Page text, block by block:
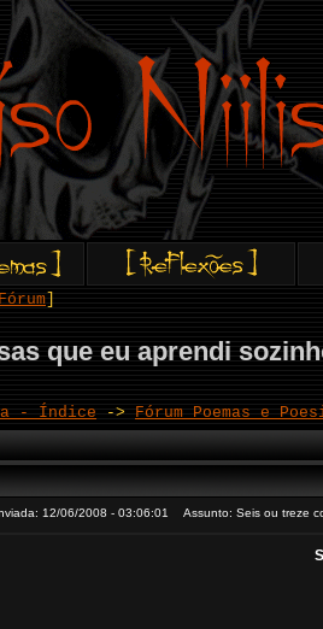
Fórum
que eu aprendi
- Índice -> Fórum Poemas e
12/06/2008 - 03:06:01 Assunto: Seis ou treze